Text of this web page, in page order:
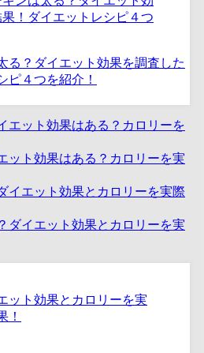
る？ダイエット効果を調査した
ピ４つを紹介！
ット効果はある？カロリーを実
イエット効果とカロリーを実際